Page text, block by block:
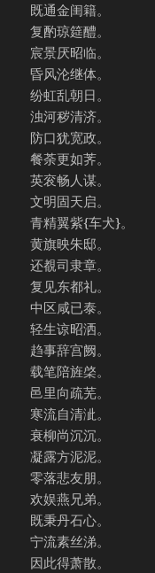
既通金闺籍。
复酌琼筵醴。
宸景厌昭临。
昏风沦继体。
纷虹乱朝日。
浊河秽清济。
防口犹宽政。
餐荼更如荠。
英衮畅人谋。
文明固天启。
青精翼紫{车犬}。
黄旗映朱邸。
还覩司隶章。
复见东都礼。
中区咸已泰。
轻生谅昭洒。
趋事辞宫阙。
载笔陪旌棨。
邑里向疏芜。
寒流自清泚。
衰柳尚沉沉。
凝露方泥泥。
零落悲友朋。
欢娱燕兄弟。
既秉丹石心。
宁流素丝涕。
因此得萧散。